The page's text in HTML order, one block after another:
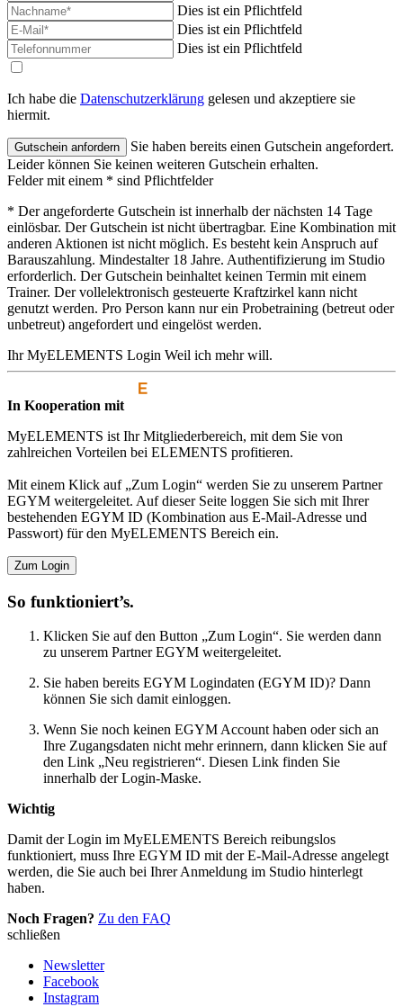
Dies ist ein Pflichtfeld
Dies ist ein Pflichtfeld
Dies ist ein Pflichtfeld
Ich habe die Datenschutzerklärung gelesen und akzeptiere sie
hiermit.
Sie haben bereits einen Gutschein angefordert.
Leider können Sie keinen weiteren Gutschein erhalten.
Felder mit einem * sind Pflichtfelder
* Der angeforderte Gutschein ist innerhalb der nächsten 14 Tage
einlösbar. Der Gutschein ist nicht übertragbar. Eine Kombination mit
anderen Aktionen ist nicht möglich. Es besteht kein Anspruch auf
Barauszahlung. Mindestalter 18 Jahre. Authentifizierung im Studio
erforderlich. Der Gutschein beinhaltet keinen Termin mit einem
Trainer. Der vollelektronisch gesteuerte Kraftzirkel kann nicht
genutzt werden. Pro Person kann nur ein Probetraining (betreut oder
unbetreut) angefordert und eingelöst werden.
Ihr MyELEMENTS Login Weil ich mehr will.
In Kooperation mit
MyELEMENTS ist Ihr Mitgliederbereich, mit dem Sie von
zahlreichen Vorteilen bei ELEMENTS profitieren.
Mit einem Klick auf „Zum Login“ werden Sie zu unserem Partner
EGYM weitergeleitet. Auf dieser Seite loggen Sie sich mit Ihrer
bestehenden EGYM ID (Kombination aus E-Mail-Adresse und
Passwort) für den MyELEMENTS Bereich ein.
Zum Login
So funktioniert’s.
Klicken Sie auf den Button „Zum Login“. Sie werden dann
zu unserem Partner EGYM weitergeleitet.
Sie haben bereits EGYM Logindaten (EGYM ID)? Dann
können Sie sich damit einloggen.
Wenn Sie noch keinen EGYM Account haben oder sich an
Ihre Zugangsdaten nicht mehr erinnern, dann klicken Sie auf
den Link „Neu registrieren“. Diesen Link finden Sie
innerhalb der Login-Maske.
Wichtig
Damit der Login im MyELEMENTS Bereich reibungslos
funktioniert, muss Ihre EGYM ID mit der E-Mail-Adresse angelegt
werden, die Sie auch bei Ihrer Anmeldung im Studio hinterlegt
haben.
Noch Fragen? Zu den FAQ
schließen
Newsletter
Facebook
Instagram